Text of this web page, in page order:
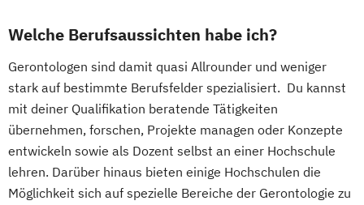
Welche Berufsaussichten habe ich?
Gerontologen sind damit quasi Allrounder und weniger
stark auf bestimmte Berufsfelder spezialisiert. Du kannst
mit deiner Qualifikation beratende Tätigkeiten
übernehmen, forschen, Projekte managen oder Konzepte
entwickeln sowie als Dozent selbst an einer Hochschule
lehren. Darüber hinaus bieten einige Hochschulen die
Möglichkeit sich auf spezielle Bereiche der Gerontologie zu